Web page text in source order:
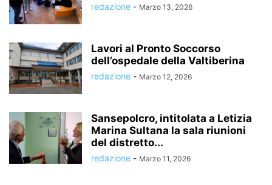
redazione - Marzo 13, 2026
Lavori al Pronto Soccorso
dell’ospedale della Valtiberina
redazione - Marzo 12, 2026
Sansepolcro, intitolata a Letizia
Marina Sultana la sala riunioni
del distretto...
redazione - Marzo 11, 2026